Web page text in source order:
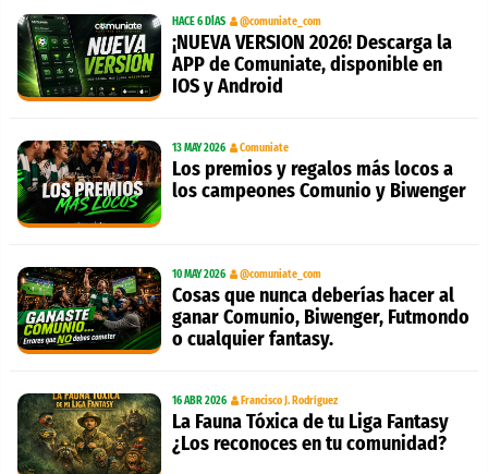
HACE 6 DÍAS @comuniate_com
¡NUEVA VERSION 2026! Descarga la
APP de Comuniate, disponible en
IOS y Android
13 MAY 2026 Comuniate
Los premios y regalos más locos a
los campeones Comunio y Biwenger
10 MAY 2026 @comuniate_com
Cosas que nunca deberías hacer al
ganar Comunio, Biwenger, Futmondo
o cualquier fantasy.
16 ABR 2026 Francisco J. Rodríguez
La Fauna Tóxica de tu Liga Fantasy
¿Los reconoces en tu comunidad?